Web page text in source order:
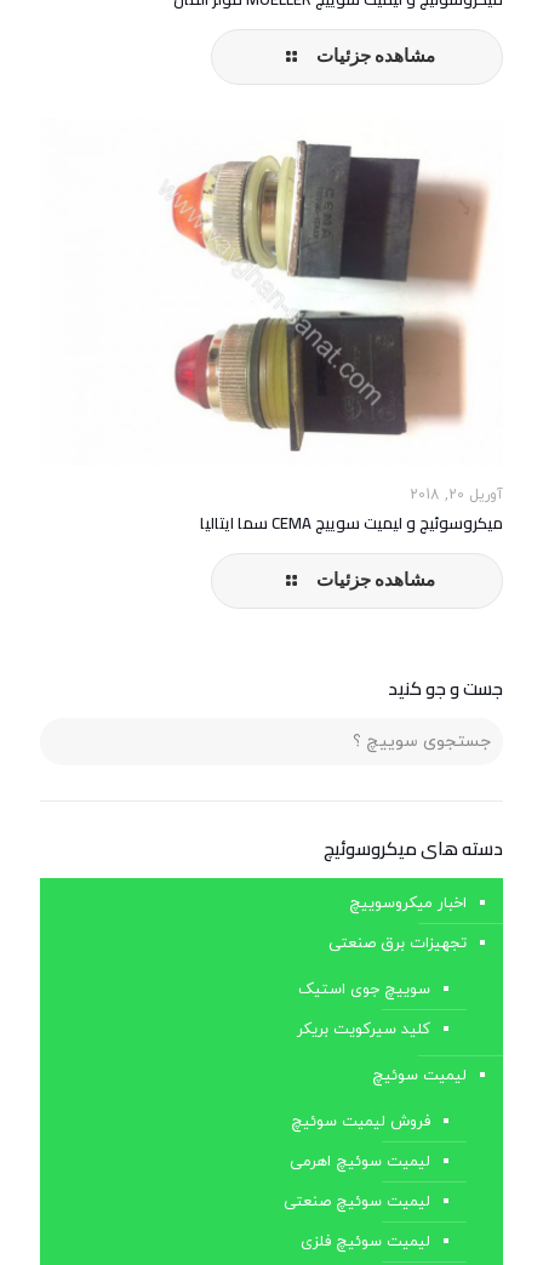
مشاهده جزئیات
آوریل 20, 2018
میکروسوئیچ و لیمیت سوییچ CEMA سما ایتالیا
مشاهده جزئیات
جست و جو کنید
دسته های ميكروسوئيچ
اخبار میکروسوییچ
تجهیزات برق صنعتی
سوییچ جوی استیک
کلید سیرکویت بریکر
لیمیت سوئیچ
فروش لیمیت سوئیچ
لیمیت سوئیچ اهرمی
لیمیت سوئیچ صنعتی
لیمیت سوئیچ فلزی